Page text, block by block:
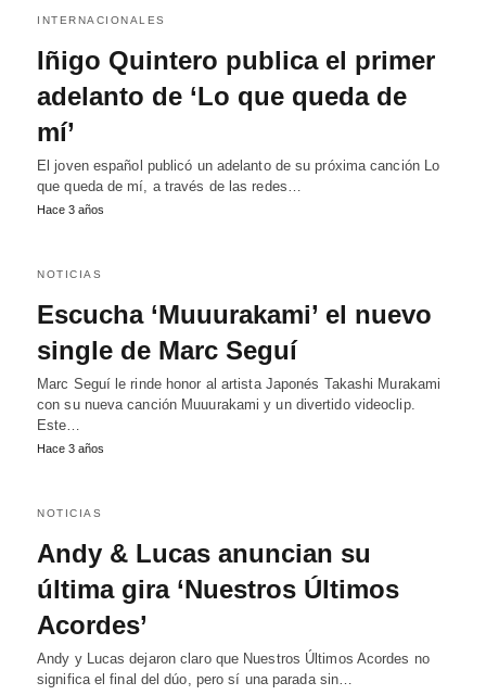
INTERNACIONALES
Iñigo Quintero publica el primer
adelanto de ‘Lo que queda de
mí’
El joven español publicó un adelanto de su próxima canción Lo
que queda de mí, a través de las redes…
Hace 3 años
NOTICIAS
Escucha ‘Muuurakami’ el nuevo
single de Marc Seguí
Marc Seguí le rinde honor al artista Japonés Takashi Murakami
con su nueva canción Muuurakami y un divertido videoclip.
Este…
Hace 3 años
NOTICIAS
Andy & Lucas anuncian su
última gira ‘Nuestros Últimos
Acordes’
Andy y Lucas dejaron claro que Nuestros Últimos Acordes no
significa el final del dúo, pero sí una parada sin…